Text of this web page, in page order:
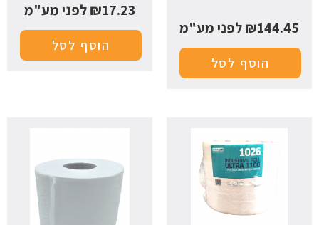
₪144.45 לפני מע"מ
הוסף לסל
₪17.23 לפני מע"מ
הוסף לסל